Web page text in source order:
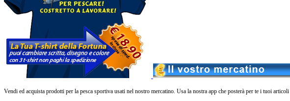
Vendi ed acquista prodotti per la pesca sportiva usati nel nostro mercatino. Usa la nostra app che posterà per te i tuoi